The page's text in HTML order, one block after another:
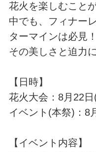
花火を楽しむこと
中でも、フィナー
ターマインは必見
その美しさと迫力
【日時】
花火大会：8月22
イベント(本祭)：8
【イベント内容】